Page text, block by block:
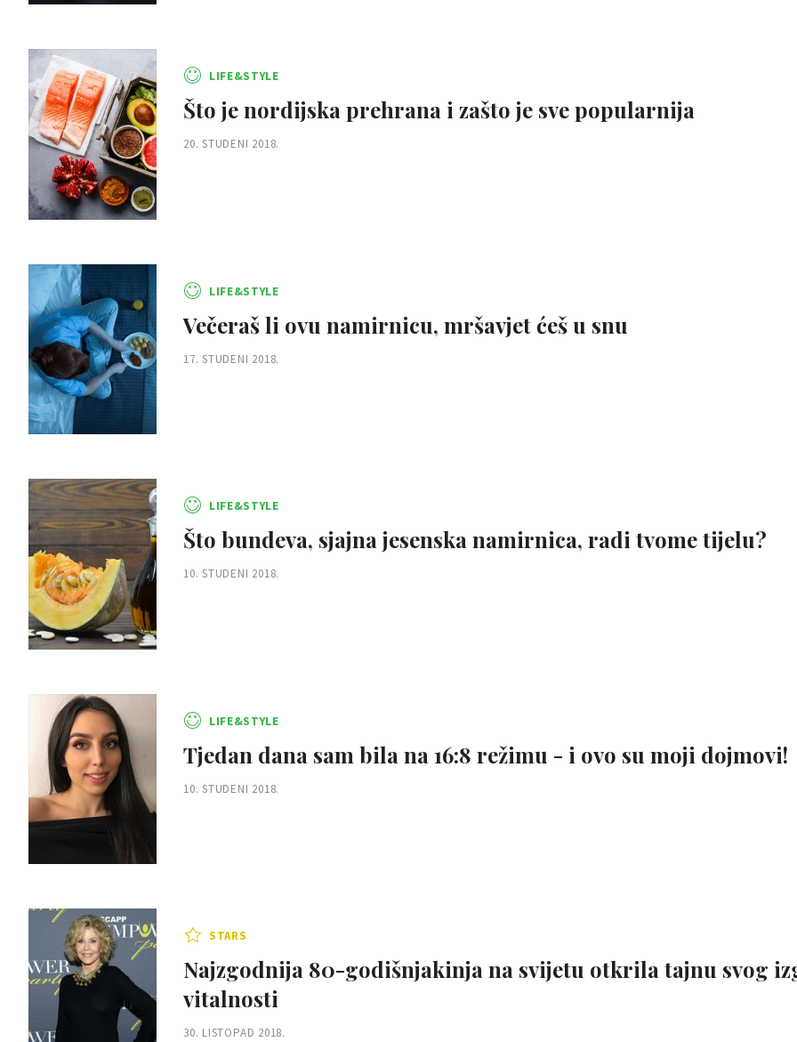
LIFE&STYLE
Što je nordijska prehrana i zašto je sve popularnija
20. STUDENI 2018.
LIFE&STYLE
Večeraš li ovu namirnicu, mršavjet ćeš u snu
17. STUDENI 2018.
LIFE&STYLE
Što bundeva, sjajna jesenska namirnica, radi tvome tijelu?
10. STUDENI 2018.
LIFE&STYLE
Tjedan dana sam bila na 16:8 režimu - i ovo su moji dojmovi!
10. STUDENI 2018.
STARS
Najzgodnija 80-godišnjakinja na svijetu otkrila tajnu svog
vitalnosti
30. LISTOPAD 2018.